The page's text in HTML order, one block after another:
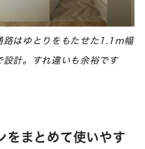
路はゆとりをもたせた1.1m幅
設計。すれ違いも余裕です
をまとめて使いやす